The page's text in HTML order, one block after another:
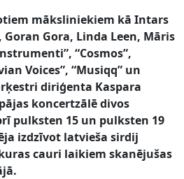
māksliniekiem kā Intars
Goran Gora, Linda Leen, Māris
“Cosmos”,
Voices”, “Musiqq” un
diriģenta Kaspara
koncertzālē divos
pulksten 15 un pulksten 19
izdzīvot latvieša sirdij
cauri laikiem skanējušas